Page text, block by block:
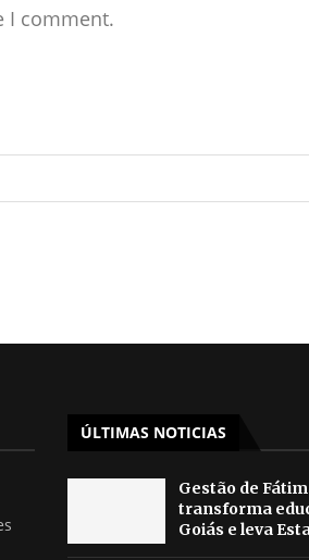
I comment.
ÚLTIMAS NOTICIAS
Gestão de
transforma
Goiás e leva